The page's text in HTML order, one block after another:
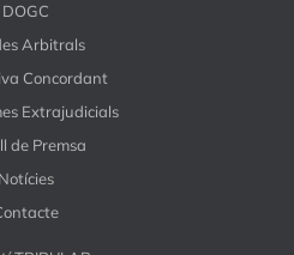
DOGC
Arbitrals
Concordant
Extrajudicials
de Premsa
Notícies